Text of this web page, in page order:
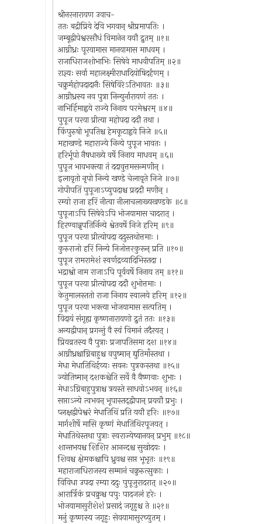
श्रीनरनारायण उवाच-
ततः बद्रीप्रिये देवि भगवान् श्रीप्रमापतिः ।
जम्बूद्वीपेश्वरसौधं विमानेन ययौ द्रुतम् ॥१॥
आग्नीध्रः पूरयामास मानयामास माधवम् ।
राजाधिराजशोभाभिः सिषेवे माधवीपतिम् ॥२॥
राज्ञ्यः सर्वा महालक्ष्मीराधादियोषिदर्हणम् ।
चक्रुर्महोपदादानैः सिषेविरेऽतिभावतः ॥३॥
आग्नीध्रस्य नव पुत्रा निन्युर्नारायणं ततः ।
नाभिर्हिमाह्वये राज्ये निनाय परमेश्वरम् ॥४॥
पुपूज परया प्रीत्या महोपदा ददौ तथा ।
किंपुरुषो भूपतिश्च हेमकूटाह्वये निजे ॥५॥
महाखण्डे महाराज्ये निन्ये पुपूज भावतः ।
हरिर्भूपो नैषधाख्ये वर्षे निनाय माधवम् ॥६॥
पुपूज भावभक्त्या तं ददावुत्तमसन्मणीन् ।
इलावृतो नृपो निन्ये खण्डे चेलावृते निजे ॥७॥
गोपीपतिं पुपूजाऽप्युपदाश्च प्रददौ मणीन् ।
रम्यो राजा हरिं नीत्वा नीलाचलाख्यखण्डके ॥८॥
पुपूजाऽपि सिषेवेऽपि भोजयामास चादरात् ।
हिरण्वान्नृपतिर्निन्ये श्वेतवर्षे निजे हरिम् ॥९॥
पुपूज परया प्रीत्योपदा ददुस्तथोत्तमाः ।
कुरुराजो हरिं निन्ये निजोत्तरकुरून् प्रति ॥१०॥
पुपूज रामरामेशं स्वर्णद्रव्यादिभिस्तदा ।
भद्राश्वो नाम राजाऽपि पूर्ववर्षे निनाय तम् ॥११॥
पुपूज परया प्रीत्योपदा ददौ शुभोत्तमाः ।
केतुमालस्ततो राजा निनाय स्वालये हरिम् ॥१२॥
पुपूज परया भक्त्या भोजयामास सत्पतिम् ।
विदायं संगृह्य कृष्णनारायणो द्रुतं ततः ॥१३॥
अन्यद्वीपान् प्रगन्तुं वै स्वं विमानं तदैरयत् ।
प्रियव्रतस्य वै पुत्राः प्रजापतिसमा दश ॥१४॥
आग्नीध्रश्चाग्निबाहुश्च वपुष्मान् द्युतिमाँस्तथा ।
मेधा मेधातिथिर्हव्यः सवनः पुत्रकस्तथा ॥१५॥
ज्योतिष्मान् दशकश्चेति सर्वे वै वैष्णवाः शुभाः ।
मेधाऽग्निबाहुपुत्राश्च त्रयस्ते साधवोऽभवन् ॥१६॥
सप्ताऽन्ये त्वभवन् भूपास्तद्द्वीपान् प्रययौ प्रभुः ।
प्लक्षद्वीपेश्वरं मेधातिथिं प्रति ययौ हरिः ॥१७॥
मार्गशीर्षे मासि कृष्णं मेधातिथिरपूजयत् ।
मेधातिथेस्तथा पुत्राः स्वराज्येष्वानयन् प्रभुम् ॥१८॥
शान्तभयश्च शिशिर आनन्दश्च सुखोदयः ।
शिवश्च क्षेमकश्चापि ध्रुवश्च सप्त भूभृतः ॥१९॥
महाराजाधिराजस्य सम्मानं चक्रुरुत्सुकाः ।
विविधा उपदा रम्या ददुः पुपूजुरादरात् ॥२०॥
आरार्त्रिकं प्रचक्रुश्च पपुः पादजलं हरेः ।
भोजयामासुरीशेशं प्रसादं जगृहुश्च ते ॥२१॥
मनुं कृष्णस्य जगृहुः सेवयामासुरच्युतम् ।